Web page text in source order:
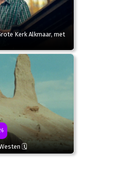
Kerk Alkmaar, met
🗓